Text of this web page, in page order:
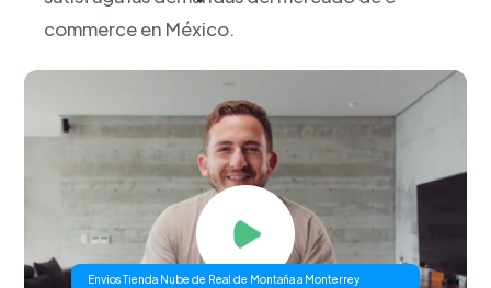
commerce en México.
Envios Tienda Nube de Real de Montaña a Monterrey